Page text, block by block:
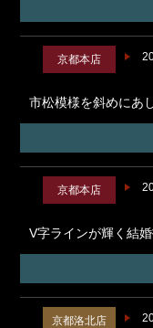
京都本店
市松模様を斜めにあ
京都本店
V字ラインが輝く結
京都洛北店